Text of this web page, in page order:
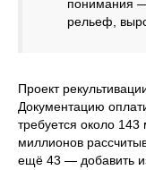
понимания
рельеф,
Проект
Документацию
требуется около
миллионов
ещё 43 — добавить